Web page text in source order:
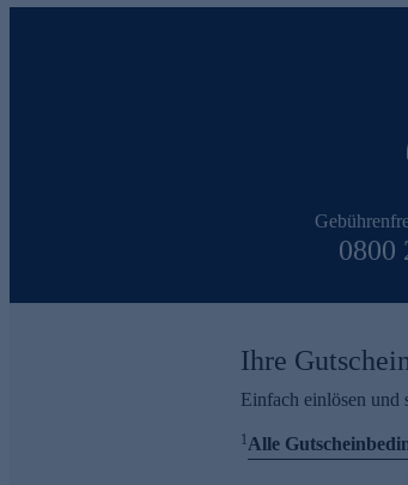
0800
Ihre
Einfach einlösen und
1Alle